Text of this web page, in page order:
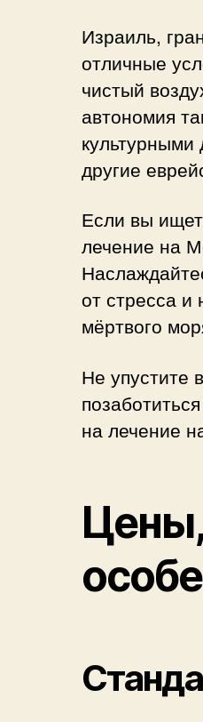
Израиль,
отличные
чистый
автономия
другие
Если вы
лечение на
от стресса и
мёртвого
Не упустите
на лечение